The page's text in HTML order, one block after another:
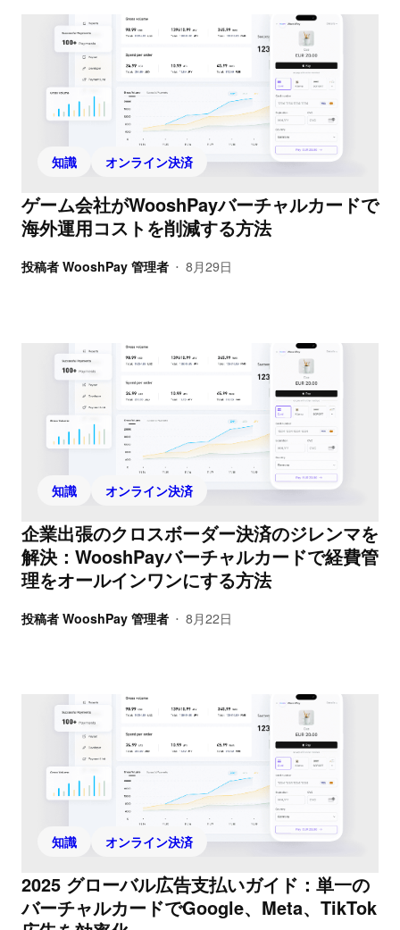
知識 オンライン決済
ゲーム会社がWooshPayバーチャルカードで
海外運用コストを削減する方法
投稿者 WooshPay 管理者 • 8月29日
知識 オンライン決済
企業出張のクロスボーダー決済のジレンマを
解決：WooshPayバーチャルカードで経費管
理をオールインワンにする方法
投稿者 WooshPay 管理者 • 8月22日
知識 オンライン決済
2025 グローバル広告支払いガイド：単一の
バーチャルカードでGoogle、Meta、TikTok